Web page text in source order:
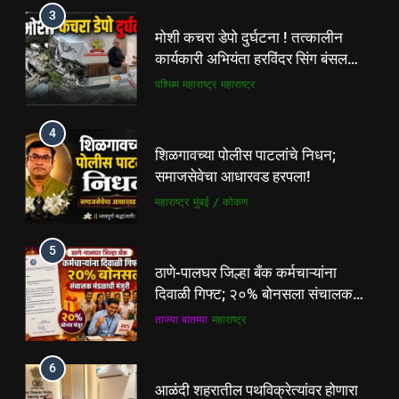
3
मोशी कचरा डेपो दुर्घटना ! तत्कालीन
कार्यकारी अभियंता हरविंदर सिंग बंसल
यांच्या चौकशीची मागणी
पश्चिम महाराष्ट्र महाराष्ट्र
4
शिळगावच्या पोलीस पाटलांचे निधन;
समाजसेवेचा आधारवड हरपला!
महाराष्ट्र मुंबई / कोकण
5
ठाणे-पालघर जिल्हा बँक कर्मचाऱ्यांना
दिवाळी गिफ्ट; २०% बोनसला संचालक
मंडळाची मंजुरी
ताज्या बातम्या महाराष्ट्र
6
आळंदी शहरातील पथविक्रेत्यांवर होणारा
5